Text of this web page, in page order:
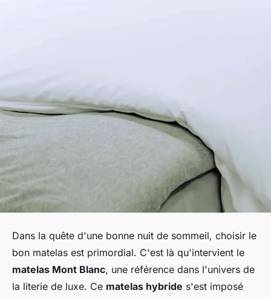
Dans la quête d'une bonne nuit de sommeil, choisir le
bon matelas est primordial. C'est là qu'intervient le
matelas Mont Blanc, une référence dans l'univers de
la literie de luxe. Ce matelas hybride s'est imposé